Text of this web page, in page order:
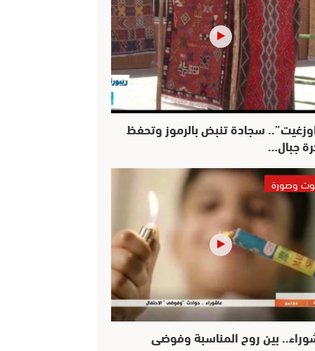
سجادة تنبض بالرموز وتحفظ
جبال…
وصورة
بين روح المناسبة وفوضى